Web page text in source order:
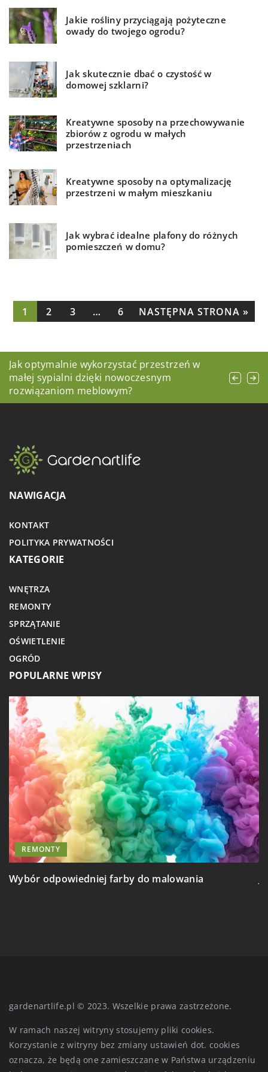
Jakie rośliny przyciągają pożyteczne
owady do twojego ogrodu?
Jak skutecznie dbać o czystość w
domowej szklarni?
Kreatywne sposoby na przechowywanie
zbiorów z ogrodu w małych
przestrzeniach
Kreatywne sposoby na optymalizację
przestrzeni w małym mieszkaniu
Jak wybrać idealne plafony do różnych
pomieszczeń w domu?
1 2 3 … 6 NASTĘPNA STRONA »
Sekrety skutecznego sprzątania: naturalne
receptury na domowe środki czystości
Jak optymalnie wykorzystać przestrzeń w
małej sypialni dzięki nowoczesnym
rozwiązaniom meblowym?
Poradnik wyboru idealnego zbiornika
betonowego dla twojego domu
NAWIGACJA
KONTAKT
POLITYKA PRYWATNOŚCI
KATEGORIE
WNĘTRZA
REMONTY
SPRZĄTANIE
OŚWIETLENIE
OGRÓD
POPULARNE WPISY
OGRÓD PRZECHOWYWANIE
Jak dokonać wyboru właściwego miejsca na
gardenartlife.pl © 2023. Wszelkie prawa zastrzeżone.
W ramach naszej witryny stosujemy pliki cookies.
Korzystanie z witryny bez zmiany ustawień dot. cookies
oznacza, że będą one zamieszczane w Państwa urządzeniu